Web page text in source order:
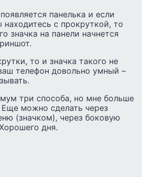
панелька и если
с прокруткой, то
значка на панели начнется
то и значка такого не
телефон довольно умный –
три способа, но мне больше
Еще можно сделать через
(значком), через боковую
дня.